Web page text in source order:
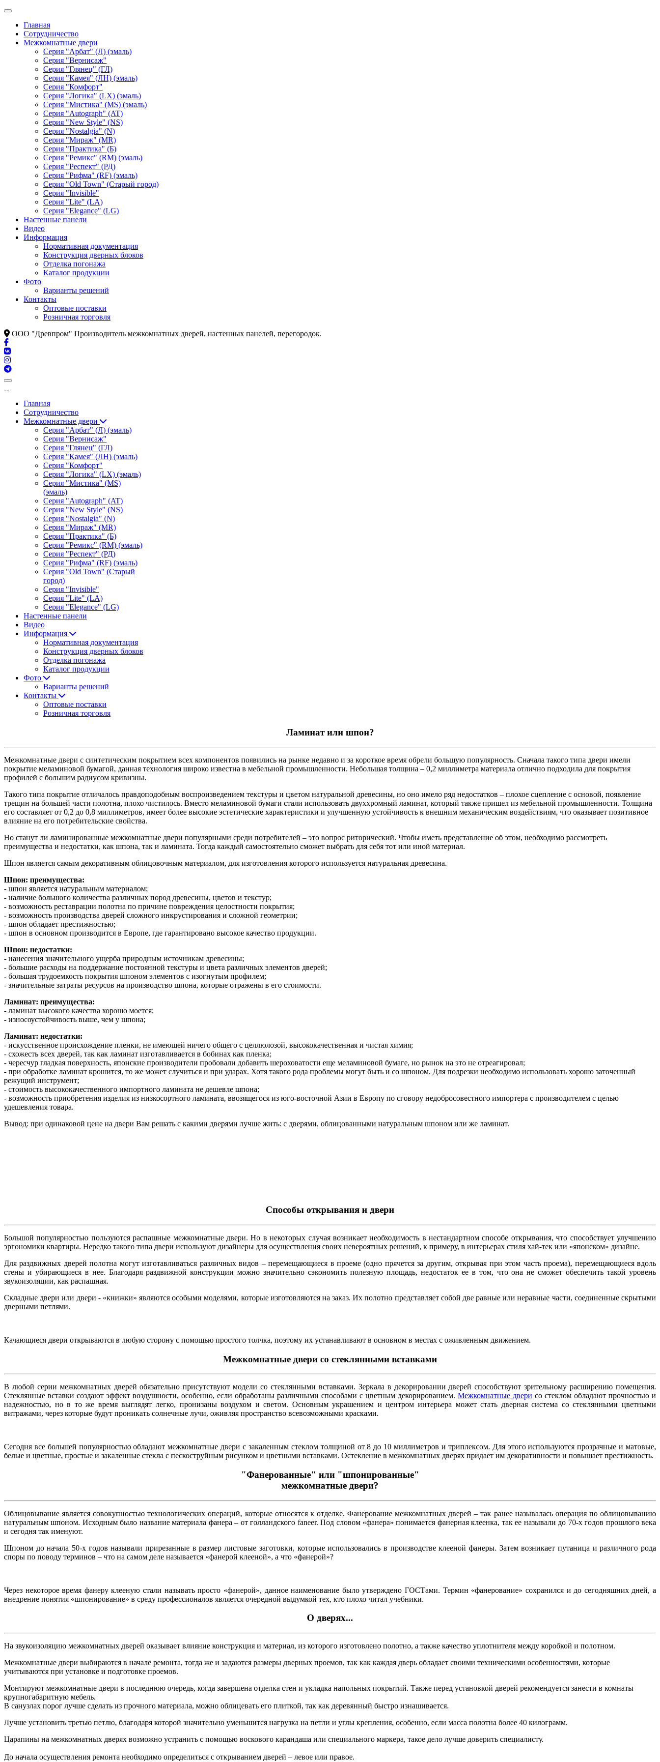
Главная
Сотрудничество
Межкомнатные двери
Серия "Арбат" (Л) (эмаль)
Серия "Вернисаж"
Серия "Глянец" (ГЛ)
Серия "Камея" (ЛН) (эмаль)
Серия "Комфорт"
Серия "Логика" (LX) (эмаль)
Серия "Мистика" (MS) (эмаль)
Серия "Autograph" (AT)
Серия "New Style" (NS)
Серия "Nostalgia" (N)
Серия "Мираж" (MR)
Серия "Практика" (Б)
Серия "Ремикс" (RM) (эмаль)
Серия "Респект" (РД)
Серия "Рифма" (RF) (эмаль)
Серия "Old Town" (Старый город)
Серия "Invisible"
Серия "Lite" (LA)
Серия "Elegance" (LG)
Настенные панели
Видео
Информация
Нормативная документация
Конструкция дверных блоков
Отделка погонажа
Каталог продукции
Фото
Варианты решений
Контакты
Оптовые поставки
Розничная торговля
ООО "Древпром" Производитель межкомнатных дверей, настенных панелей, перегородок.
Главная
Сотрудничество
Межкомнатные двери
Серия "Арбат" (Л) (эмаль)
Серия "Вернисаж"
Серия "Глянец" (ГЛ)
Серия "Камея" (ЛН) (эмаль)
Серия "Комфорт"
Серия "Логика" (LX) (эмаль)
Серия "Мистика" (MS)
(эмаль)
Серия "Autograph" (AT)
Серия "New Style" (NS)
Серия "Nostalgia" (N)
Серия "Мираж" (MR)
Серия "Практика" (Б)
Серия "Ремикс" (RM) (эмаль)
Серия "Респект" (РД)
Серия "Рифма" (RF) (эмаль)
Серия "Old Town" (Старый
город)
Серия "Invisible"
Серия "Lite" (LA)
Серия "Elegance" (LG)
Настенные панели
Видео
Информация
Нормативная документация
Конструкция дверных блоков
Отделка погонажа
Каталог продукции
Фото
Варианты решений
Контакты
Оптовые поставки
Розничная торговля
Ламинат или шпон?
Межкомнатные двери с синтетическим покрытием всех компонентов появились на рынке недавно и за короткое время обрели большую популярность. Сначала такого типа двери имели
покрытие меламиновой бумагой, данная технология широко известна в мебельной промышленности. Небольшая толщина – 0,2 миллиметра материала отлично подходила для покрытия
профилей с большим радиусом кривизны.
Такого типа покрытие отличалось правдоподобным воспроизведением текстуры и цветом натуральной древесины, но оно имело ряд недостатков – плохое сцепление с основой, появление
трещин на большей части полотна, плохо чистилось. Вместо меламиновой бумаги стали использовать двуххромный ламинат, который также пришел из мебельной промышленности. Толщина
его составляет от 0,2 до 0,8 миллиметров, имеет более высокие эстетические характеристики и улучшенную устойчивость к внешним механическим воздействиям, что оказывает позитивное
влияние на его потребительские свойства.
Но станут ли ламинированные межкомнатные двери популярными среди потребителей – это вопрос риторический. Чтобы иметь представление об этом, необходимо рассмотреть
преимущества и недостатки, как шпона, так и ламината. Тогда каждый самостоятельно сможет выбрать для себя тот или иной материал.
Шпон является самым декоративным облицовочным материалом, для изготовления которого используется натуральная древесина.
Шпон: преимущества:
- шпон является натуральным материалом;
- наличие большого количества различных пород древесины, цветов и текстур;
- возможность реставрации полотна по причине повреждения целостности покрытия;
- возможность производства дверей сложного инкрустирования и сложной геометрии;
- шпон обладает престижностью;
- шпон в основном производится в Европе, где гарантировано высокое качество продукции.
Шпон: недостатки:
- нанесения значительного ущерба природным источникам древесины;
- большие расходы на поддержание постоянной текстуры и цвета различных элементов дверей;
- большая трудоемкость покрытия шпоном элементов с изогнутым профилем;
- значительные затраты ресурсов на производство шпона, которые отражены в его стоимости.
Ламинат: преимущества:
- ламинат высокого качества хорошо моется;
- износоустойчивость выше, чем у шпона;
Ламинат: недостатки:
- искусственное происхождение пленки, не имеющей ничего общего с целлюлозой, высококачественная и чистая химия;
- схожесть всех дверей, так как ламинат изготавливается в бобинах как пленка;
- чересчур гладкая поверхность, японские производители пробовали добавить шероховатости еще меламиновой бумаге, но рынок на это не отреагировал;
- при обработке ламинат крошится, то же может случиться и при ударах. Хотя такого рода проблемы могут быть и со шпоном. Для подрезки необходимо использовать хорошо заточенный
режущий инструмент;
- стоимость высококачественного импортного ламината не дешевле шпона;
- возможность приобретения изделия из низкосортного ламината, ввозящегося из юго-восточной Азии в Европу по сговору недобросовестного импортера с производителем с целью
удешевления товара.
Вывод: при одинаковой цене на двери Вам решать с какими дверями лучше жить: с дверями, облицованными натуральным шпоном или же ламинат.
Способы открывания и двери
Большой популярностью пользуются распашные межкомнатные двери. Но в некоторых случая возникает необходимость в нестандартном способе открывания, что способствует улучшению
эргономики квартиры. Нередко такого типа двери используют дизайнеры для осуществления своих невероятных решений, к примеру, в интерьерах стиля хай-тек или «японском» дизайне.
Для раздвижных дверей полотна могут изготавливаться различных видов – перемещающиеся в проеме (одно прячется за другим, открывая при этом часть проема), перемещающиеся вдоль
стены и убирающиеся в нее. Благодаря раздвижной конструкции можно значительно сэкономить полезную площадь, недостаток ее в том, что она не сможет обеспечить такой уровень
звукоизоляции, как распашная.
Складные двери или двери - «книжки» являются особыми моделями, которые изготовляются на заказ. Их полотно представляет собой две равные или неравные части, соединенные скрытыми
дверными петлями.
Качающиеся двери открываются в любую сторону с помощью простого толчка, поэтому их устанавливают в основном в местах с оживленным движением.
Межкомнатные двери со стеклянными вставками
В любой серии межкомнатных дверей обязательно присутствуют модели со стеклянными вставками. Зеркала в декорировании дверей способствуют зрительному расширению помещения.
Стеклянные вставки создают эффект воздушности, особенно, если обработаны различными способами с цветным декорированием. Межкомнатные двери со стеклом обладают прочностью и
надежностью, но в то же время выглядят легко, пронизаны воздухом и светом. Основным украшением и центром интерьера может стать дверная система со стеклянными цветными
витражами, через которые будут проникать солнечные лучи, оживляя пространство всевозможными красками.
Сегодня все большей популярностью обладают межкомнатные двери с закаленным стеклом толщиной от 8 до 10 миллиметров и триплексом. Для этого используются прозрачные и матовые,
белые и цветные, простые и закаленные стекла с пескоструйным рисунком и цветными вставками. Остекление в межкомнатных дверях придает им декоративности и повышает престижность.
"Фанерованные" или "шпонированные"
межкомнатные двери?
Облицовывание является совокупностью технологических операций, которые относятся к отделке. Фанерование межкомнатных дверей – так ранее называлась операция по облицовыванию
натуральным шпоном. Исходным было название материала фанера – от голландского faneer. Под словом «фанера» понимается фанерная клеенка, так ее называли до 70-х годов прошлого века
и сегодня так именуют.
Шпоном до начала 50-х годов называли прирезанные в размер листовые заготовки, которые использовались в производстве клееной фанеры. Затем возникает путаница и различного рода
споры по поводу терминов – что на самом деле называется «фанерой клееной», а что «фанерой»?
Через некоторое время фанеру клееную стали называть просто «фанерой», данное наименование было утверждено ГОСТами. Термин «фанерование» сохранился и до сегодняшних дней, а
внедрение понятия «шпонирование» в среду профессионалов является очередной выдумкой тех, кто плохо читал учебники.
О дверях...
На звукоизоляцию межкомнатных дверей оказывает влияние конструкция и материал, из которого изготовлено полотно, а также качество уплотнителя между коробкой и полотном.
Межкомнатные двери выбираются в начале ремонта, тогда же и задаются размеры дверных проемов, так как каждая дверь обладает своими техническими особенностями, которые
учитываются при установке и подготовке проемов.
Монтируют межкомнатные двери в последнюю очередь, когда завершена отделка стен и укладка напольных покрытий. Также перед установкой дверей рекомендуется занести в комнаты
крупногабаритную мебель.
В санузлах порог лучше сделать из прочного материала, можно облицевать его плиткой, так как деревянный быстро изнашивается.
Лучше установить третью петлю, благодаря которой значительно уменьшится нагрузка на петли и углы крепления, особенно, если масса полотна более 40 килограмм.
Царапины на межкомнатных дверях возможно устранить с помощью воскового карандаша или специального маркера, такое дело лучше доверить специалисту.
До начала осуществления ремонта необходимо определиться с открыванием дверей – левое или правое.